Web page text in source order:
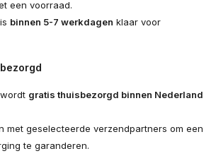
een voorraad.
binnen 5-7 werkdagen klaar voor
gratis thuisbezorgd binnen Nederland
met geselecteerde verzendpartners om een
te garanderen.